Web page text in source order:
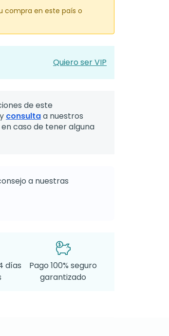
compra en este país o
Quiero ser VIP
de este
consultaa nuestros
caso de tener alguna
a nuestras
días
Pago 100% seguro
garantizado